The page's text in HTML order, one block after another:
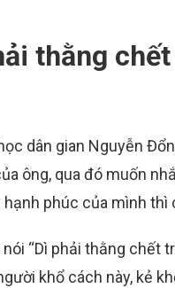
thằng
dân gian Nguyễn
ông, qua đó muốn
phúc của mình
“Dì phải thằng chết
khổ cách này, kẻ